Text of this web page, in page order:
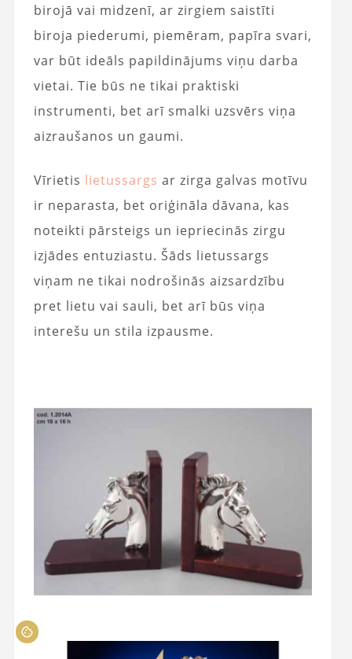
birojā vai midzenī, ar zirgiem saistīti
biroja piederumi, piemēram, papīra svari,
var būt ideāls papildinājums viņu darba
vietai. Tie būs ne tikai praktiski
instrumenti, bet arī smalki uzsvērs viņa
aizraušanos un gaumi.
Vīrietis lietussargs ar zirga galvas motīvu
ir neparasta, bet oriģināla dāvana, kas
noteikti pārsteigs un iepriecinās zirgu
izjādes entuziastu. Šāds lietussargs
viņam ne tikai nodrošinās aizsardzību
pret lietu vai sauli, bet arī būs viņa
interešu un stila izpausme.